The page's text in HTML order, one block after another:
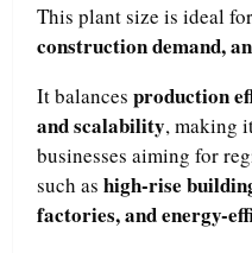
This plant size is ideal for
construction demand,
It balances production
and scalability, making
businesses aiming for
such as high-rise
factories, and energy-